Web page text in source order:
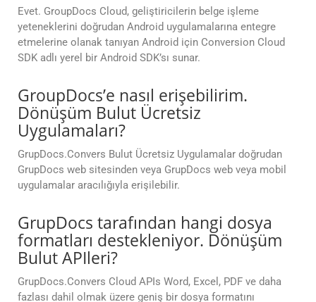
Evet. GroupDocs Cloud, geliştiricilerin belge işleme
yeteneklerini doğrudan Android uygulamalarına entegre
etmelerine olanak tanıyan Android için Conversion Cloud
SDK adlı yerel bir Android SDK’sı sunar.
GroupDocs’e nasıl erişebilirim.
Dönüşüm Bulut Ücretsiz
Uygulamaları?
GrupDocs.Convers Bulut Ücretsiz Uygulamalar doğrudan
GrupDocs web sitesinden veya GrupDocs web veya mobil
uygulamalar aracılığıyla erişilebilir.
GrupDocs tarafından hangi dosya
formatları destekleniyor. Dönüşüm
Bulut APIleri?
GrupDocs.Convers Cloud APIs Word, Excel, PDF ve daha
fazlası dahil olmak üzere geniş bir dosya formatını